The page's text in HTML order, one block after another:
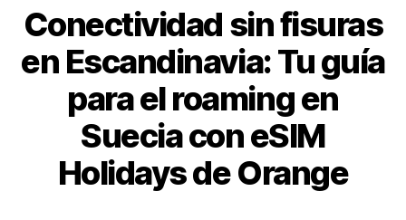
Conectividad sin fisuras
en Escandinavia: Tu guía
para el roaming en
Suecia con eSIM
Holidays de Orange